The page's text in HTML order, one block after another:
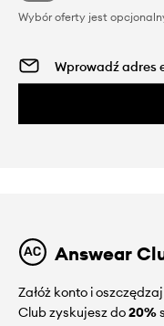
Wybór oferty jest
Answear
Załóż konto i
Club zyskujesz do20%